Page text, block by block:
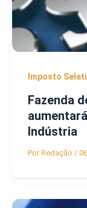
Imposto
Fazenda
Indústria
PorRedação /